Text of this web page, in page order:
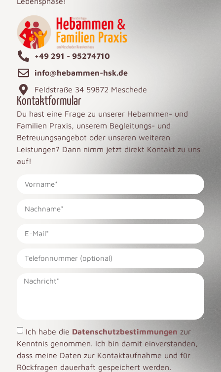
+49 291 - 95274710
info@hebammen-hsk.de
Feldstraße 34 59872 Meschede
Kontaktformular
Du hast eine Frage zu unserer Hebammen- und
Familien Praxis, unserem Begleitungs- und
Betreuungsangebot oder unseren weiteren
Leistungen? Dann nimm jetzt direkt Kontakt zu uns
auf!
Ich habe die Datenschutzbestimmungen zur
Kenntnis genommen. Ich bin damit einverstanden,
dass meine Daten zur Kontaktaufnahme und für
Rückfragen dauerhaft gespeichert werden.